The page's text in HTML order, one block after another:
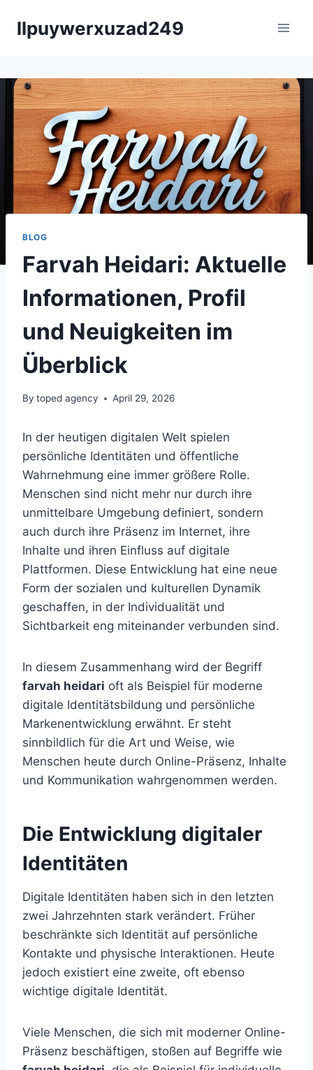
llpuywerxuzad249
BLOG
Farvah Heidari: Aktuelle
Informationen, Profil
und Neuigkeiten im
Überblick
By toped agency April 29, 2026
In der heutigen digitalen Welt spielen
persönliche Identitäten und öffentliche
Wahrnehmung eine immer größere Rolle.
Menschen sind nicht mehr nur durch ihre
unmittelbare Umgebung definiert, sondern
auch durch ihre Präsenz im Internet, ihre
Inhalte und ihren Einfluss auf digitale
Plattformen. Diese Entwicklung hat eine neue
Form der sozialen und kulturellen Dynamik
geschaffen, in der Individualität und
Sichtbarkeit eng miteinander verbunden sind.
In diesem Zusammenhang wird der Begriff
farvah heidari oft als Beispiel für moderne
digitale Identitätsbildung und persönliche
Markenentwicklung erwähnt. Er steht
sinnbildlich für die Art und Weise, wie
Menschen heute durch Online-Präsenz, Inhalte
und Kommunikation wahrgenommen werden.
Die Entwicklung digitaler
Identitäten
Digitale Identitäten haben sich in den letzten
zwei Jahrzehnten stark verändert. Früher
beschränkte sich Identität auf persönliche
Kontakte und physische Interaktionen. Heute
jedoch existiert eine zweite, oft ebenso
wichtige digitale Identität.
Viele Menschen, die sich mit moderner Online-
Präsenz beschäftigen, stoßen auf Begriffe wie